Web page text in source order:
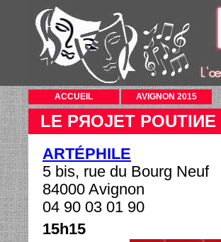
ACCUEIL AVIGNON 2015
LE PЯOJET POUTIИE
ARTÉPHILE
5 bis, rue du Bourg Neuf
84000 Avignon
04 90 03 01 90
15h15